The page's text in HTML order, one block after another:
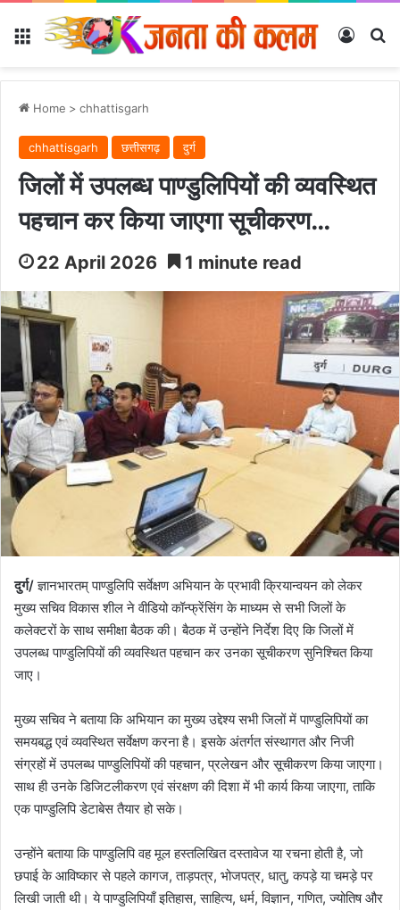
Menu Log In
Home > chhattisgarh
chhattisgarh छत्तीसगढ़ दुर्ग
जिलों में उपलब्ध पाण्डुलिपियों की व्यवस्थित
पहचान कर किया जाएगा सूचीकरण…
22 April 2026 1 minute read
दुर्ग/ज्ञानभारतम् पाण्डुलिपि सर्वेक्षण अभियान के प्रभावी क्रियान्वयन को लेकर
मुख्य सचिव विकास शील ने वीडियो कॉन्फ्रेंसिंग के माध्यम से सभी जिलों के
कलेक्टरों के साथ समीक्षा बैठक की। बैठक में उन्होंने निर्देश दिए कि जिलों में
उपलब्ध पाण्डुलिपियों की व्यवस्थित पहचान कर उनका सूचीकरण सुनिश्चित किया
जाए।
मुख्य सचिव ने बताया कि अभियान का मुख्य उद्देश्य सभी जिलों में पाण्डुलिपियों का
समयबद्ध एवं व्यवस्थित सर्वेक्षण करना है। इसके अंतर्गत संस्थागत और निजी
संग्रहों में उपलब्ध पाण्डुलिपियों की पहचान, प्रलेखन और सूचीकरण किया जाएगा।
साथ ही उनके डिजिटलीकरण एवं संरक्षण की दिशा में भी कार्य किया जाएगा, ताकि
एक पाण्डुलिपि डेटाबेस तैयार हो सके।
उन्होंने बताया कि पाण्डुलिपि वह मूल हस्तलिखित दस्तावेज या रचना होती है, जो
छपाई के आविष्कार से पहले कागज, ताड़पत्र, भोजपत्र, धातु, कपड़े या चमड़े पर
लिखी जाती थी। ये पाण्डुलिपियाँ इतिहास, साहित्य, धर्म, विज्ञान, गणित, ज्योतिष और